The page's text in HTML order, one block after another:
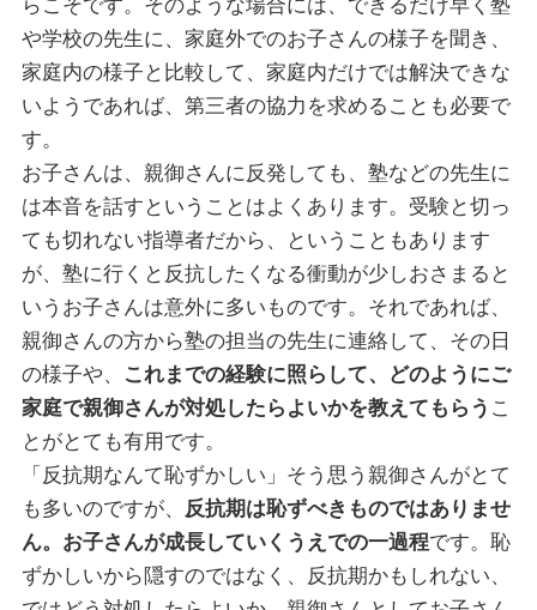
らこそです。そのような場合には、できるだけ早く塾
や学校の先生に、家庭外でのお子さんの様子を聞き、
家庭内の様子と比較して、家庭内だけでは解決できな
いようであれば、第三者の協力を求めることも必要で
す。
お子さんは、親御さんに反発しても、塾などの先生に
は本音を話すということはよくあります。受験と切っ
ても切れない指導者だから、ということもあります
が、塾に行くと反抗したくなる衝動が少しおさまると
いうお子さんは意外に多いものです。それであれば、
親御さんの方から塾の担当の先生に連絡して、その日
の様子や、
これまでの経験に照らして、どのようにご
家庭で親御さんが対処したらよいかを教えてもらう こ
とがとても有用です。
「反抗期なんて恥ずかしい」そう思う親御さんがとて
も多いのですが、
反抗期は恥ずべきものではありませ
ん。お子さんが成長していくうえでの一過程です。恥
ずかしいから隠すのではなく、反抗期かもしれない、